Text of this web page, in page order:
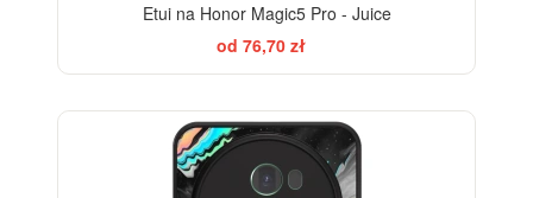
Etui na Honor Magic5 Pro - Juice
od 76,70 zł